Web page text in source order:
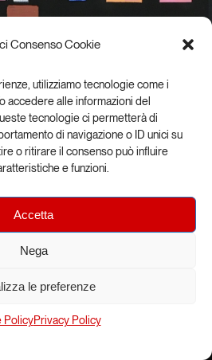
Consenso Cookie
utilizziamo tecnologie come i
accedere alle informazioni del
tecnologie ci permetterà di
di navigazione o ID unici su
o ritirare il consenso può influire
e funzioni.
Accetta
Nega
le preferenze
PolicyPrivacy Policy